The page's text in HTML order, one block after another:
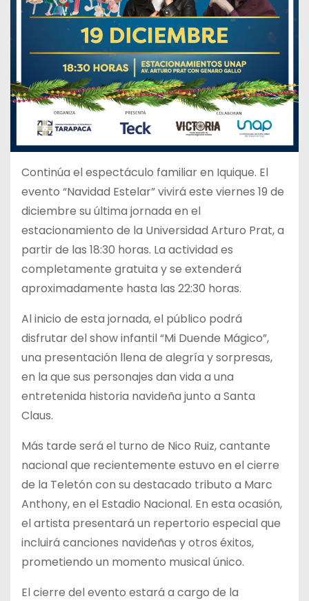
Continúa el espectáculo familiar en Iquique. El
evento “Navidad Estelar” vivirá este viernes 19 de
diciembre su última jornada en el
estacionamiento de la Universidad Arturo Prat, a
partir de las 18:30 horas. La actividad es
completamente gratuita y se extenderá
aproximadamente hasta las 22:30 horas.
Al inicio de esta jornada, el público podrá
disfrutar del show infantil “Mi Duende Mágico”,
una presentación llena de alegría y sorpresas,
en la que sus personajes dan vida a una
entretenida historia navideña junto a Santa
Claus.
Más tarde será el turno de Nico Ruiz, cantante
nacional que recientemente estuvo en el cierre
de la Teletón con su destacado tributo a Marc
Anthony, en el Estadio Nacional. En esta ocasión,
el artista presentará un repertorio especial que
incluirá canciones navideñas y otros éxitos,
prometiendo un momento musical único.
El cierre del evento estará a cargo de la